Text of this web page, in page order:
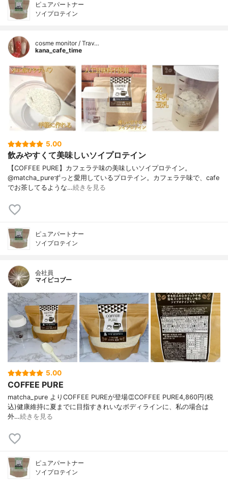
ピュアパートナー
ソイプロテイン
cosme monitor / Trav…
kana_cafe_time
5.00
飲みやすくて美味しいソイプロテイン
【COFFEE PURE】カフェラテ味の美味しいソイプロテイン。
@matcha_pureずっと愛用しているプロテイン。カフェラテ味で、cafe
でお茶してるような…続きを見る
ピュアパートナー
ソイプロテイン
会社員
マイピコブー
5.00
COFFEE PURE
matcha_pure よりCOFFEE PUREが登場👏COFFEE PURE4,860円(税
込)健康維持に夏までに目指すきれいなボディラインに、私の場合は
外…続きを見る
ピュアパートナー
ソイプロテイン